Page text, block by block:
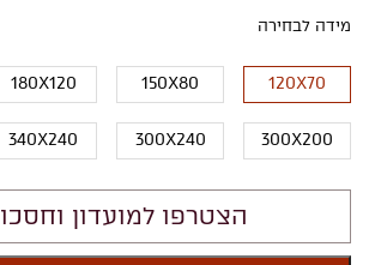
מידה לבחירה
120X70
150X80
180X120
300X200
300X240
340X240
הצטרפו למועדון וחסכו 3%